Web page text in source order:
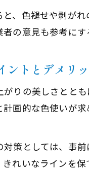
、色褪せや剥が
の意見も参考にす
ントとデメリ
がりの美しさとと
画的な色使いが
対策としては、事
れいなラインを